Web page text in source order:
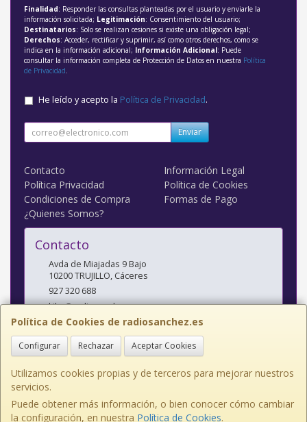
Política de Cookies de radiosanchez.es
Configurar Rechazar Aceptar Cookies
Utilizamos cookies propias y de terceros para mejorar nuestros
servicios.
Puede obtener más información, o bien conocer cómo cambiar
la configuración, en nuestra Política de Cookies.
Finalidad: Responder las consultas planteadas por el usuario y enviarle la
información solicitada; Legitimación: Consentimiento del usuario;
Destinatarios: Solo se realizan cesiones si existe una obligación legal;
Derechos: Acceder, rectificar y suprimir, así como otros derechos, como se
indica en la información adicional; Información Adicional: Puede
consultar la información completa de Protección de Datos en nuestra Política
de Privacidad.
He leído y acepto la Política de Privacidad.
Enviar
Contacto
Información Legal
Política Privacidad
Política de Cookies
Condiciones de Compra
Formas de Pago
¿Quienes Somos?
Contacto
Avda de Miajadas 9 Bajo
10200TRUJILLO, Cáceres
927 320 688
kiko@radiosanchez.com
Horario
Mañanas: 9,30 - 2 Tardes: 5 - 8,30